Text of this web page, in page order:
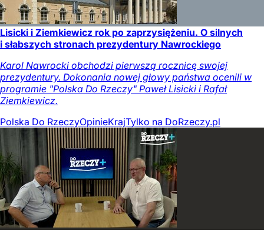
Lisicki i Ziemkiewicz rok po zaprzysiężeniu. O silnych
i słabszych stronach prezydentury Nawrockiego
Karol Nawrocki obchodzi pierwszą rocznicę swojej
prezydentury. Dokonania nowej głowy państwa ocenili w
programie "Polska Do Rzeczy" Paweł Lisicki i Rafał
Ziemkiewicz.
Polska Do RzeczyOpinieKrajTylko na DoRzeczy.pl